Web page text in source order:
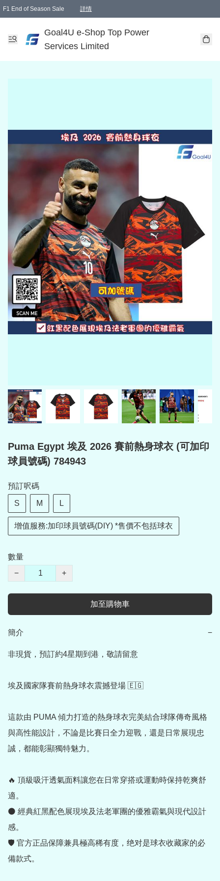
F1 End of Season Sale 詳情
Goal4U e-Shop Top Power
Services Limited
Puma Egypt 埃及 2026 賽前熱身球衣 (可加印
球員號碼) 784943
預訂呎碼
S M L
增值服務:加印球員號碼(DIY) *售價不包括球衣
數量
−
+
加至購物車
簡介 −
非現貨，預訂約4星期到港，敬請留意
埃及國家隊賽前熱身球衣震撼登場 🇪🇬
這款由 PUMA 傾力打造的熱身球衣完美結合球隊傳奇風格
與高性能設計，不論是比賽日全力迎戰，還是日常展現忠
誠，都能彰顯獨特魅力。
🔥 頂級吸汗透氣面料讓您在日常穿搭或運動時保持乾爽舒
適。
⚫ 經典紅黑配色展現埃及法老軍團的優雅霸氣與現代設計
感。
🛡️ 官方正品保障兼具極高稀有度，绝对是球衣收藏家的必
備款式。